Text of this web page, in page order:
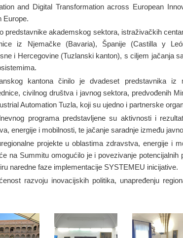
and Digital Transformation across European
Europe.
predstavnike akademskog sektora, istraživačkih
iz Njemačke (Bavaria), Španije (Castilla y
i Hercegovine (Tuzlanski kanton), s ciljem jačanja
kantona činilo je dvadeset predstavnika iz
civilnog društva i javnog sektora, predvođenih
Automation Tuzla, koji su ujedno i partnerske
programa predstavljene su aktivnosti i
energije i mobilnosti, te jačanje saradnje između
projekte u oblastima zdravstva, energije i
na Summitu omogućilo je i povezivanje
naredne faze implementacije SYSTEMEU inicijative.
razvoju inovacijskih politika, unapređenju